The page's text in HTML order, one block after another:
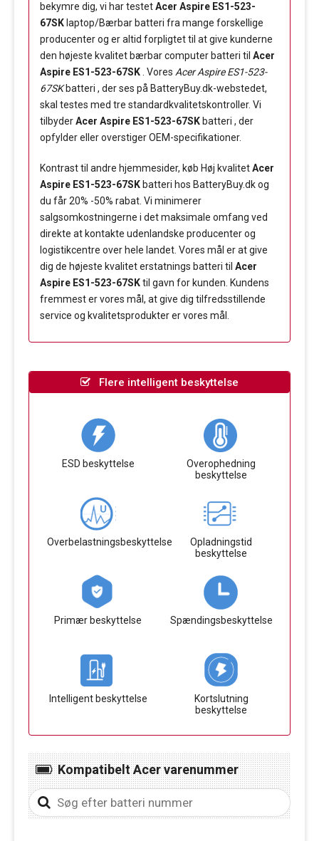
bekymre dig, vi har testetAcer Aspire ES1-523-
67SK laptop/Bærbar batteri fra mange forskellige
producenter og er altid forpligtet til at give kunderne
den højeste kvalitet bærbar computer batteri til Acer
Aspire ES1-523-67SK . Vores Acer Aspire ES1-523-
67SKbatteri , der ses på BatteryBuy.dk-webstedet,
skal testes med tre standardkvalitetskontroller. Vi
tilbyderAcer Aspire ES1-523-67SK batteri , der
opfylder eller overstiger OEM-specifikationer.
Kontrast til andre hjemmesider, køb Høj kvalitetAcer
Aspire ES1-523-67SK batteri hos BatteryBuy.dk og
du får 20% -50% rabat. Vi minimerer
salgsomkostningerne i det maksimale omfang ved
direkte at kontakte udenlandske producenter og
logistikcentre over hele landet. Vores mål er at give
dig de højeste kvalitet erstatnings batteri til Acer
Aspire ES1-523-67SKtil gavn for kunden. Kundens
fremmest er vores mål, at give dig tilfredsstillende
service og kvalitetsprodukter er vores mål.
Flere intelligent beskyttelse
ESD beskyttelse
Overophedning
beskyttelse
Overbelastningsbeskyttelse
Opladningstid
beskyttelse
Primær beskyttelse Spændingsbeskyttelse
Intelligent beskyttelse
Kortslutning
beskyttelse
Kompatibelt Acer varenummer